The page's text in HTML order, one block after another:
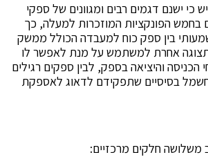
כי ישנם דגמים רבים ומגוונים של ספקי
בחמש הפונקציות המוזכרות למעלה, כך
בין ספק כוח למעבדה הכולל ממשק
תצוגה אחרת למשתמש על מנת לאפשר לו
והיציאה בספק, לבין ספקים רגילים
בסיסיים שתפקידם לדאוג לאספקת
משלושה חלקים מרכזיים: